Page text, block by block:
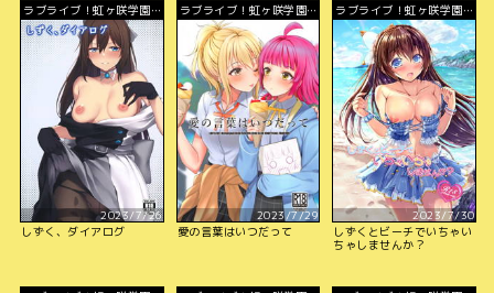
ラブライブ！虹ヶ咲学園ス
クールアイドル同好会
2023/7/26
しずく、ダイアログ
ラブライブ！虹ヶ咲学園ス
クールアイドル同好会
2023/7/29
愛の言葉はいつだって
ラブライブ！虹ヶ咲学園ス
クールアイドル同好会
2023/7/30
しずくとビーチでいちゃい
ちゃしませんか？